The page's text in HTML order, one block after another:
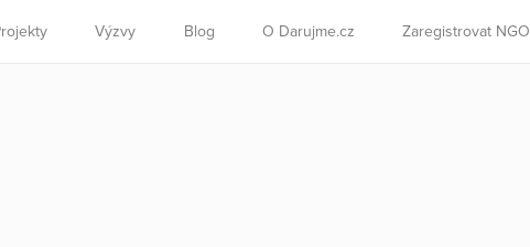
Výzvy Blog O Darujme.cz Zaregistrovat NGO